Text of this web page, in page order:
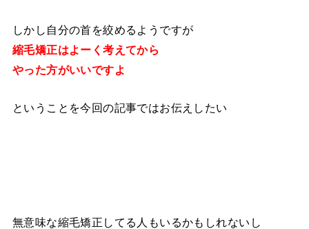
しかし自分の首を絞めるようですが
縮毛矯正はよーく考えてから
やった方がいいですよ
ということを今回の記事ではお伝えしたい
無意味な縮毛矯正してる人もいるかもしれないし